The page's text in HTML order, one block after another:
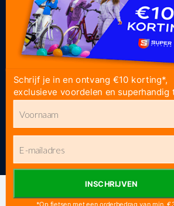
Klantenservice
© Copyright 2026
Schrijf je in en ontvang €10 korting*,
exclusieve voordelen en superhandig
INSCHRIJVEN
*Op fietsen met een orderbedrag van min.